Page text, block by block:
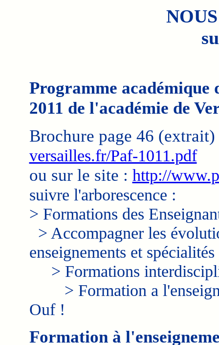
Programme
2011 de l'académie de
Brochure page 46 (extrait)
versailles.fr/Paf-1011.pdf
ou sur le site : http://
suivre l'arborescence :
> Formations des
> Accompagner les
enseignements et spécialités
> Formations
> Formation a
Ouf !
Formation à